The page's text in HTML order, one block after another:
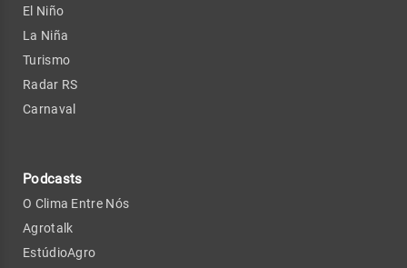
El Niño
La Niña
Turismo
Radar RS
Carnaval
Podcasts
O Clima Entre Nós
Agrotalk
EstúdioAgro